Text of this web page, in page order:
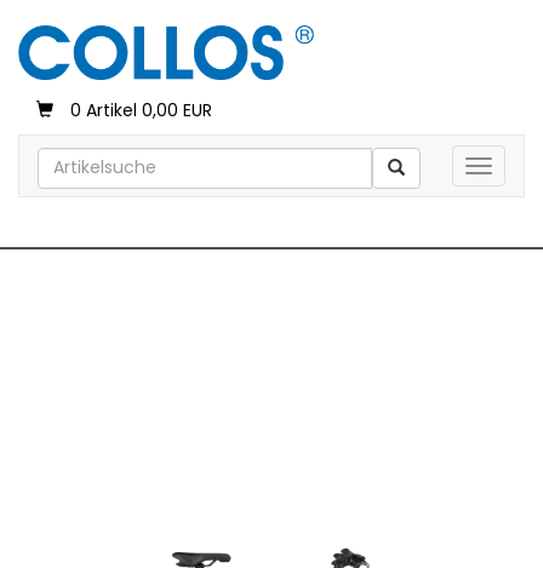
0 Artikel 0,00 EUR
Toggle